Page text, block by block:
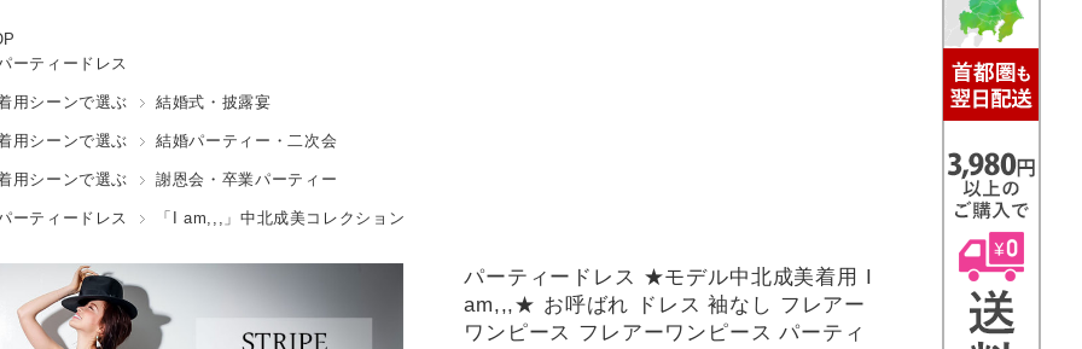
ーティードレス
用シーンで選ぶ 結婚式・披露宴
用シーンで選ぶ 結婚パーティー・二次会
用シーンで選ぶ 謝恩会・卒業パーティー
ーティードレス 「I am,,,」中北成美コレクション
パーティードレス ★モデル中北成美着用 I
am,,,★ お呼ばれ ドレス 袖なし フレアー
ワンピース フレアーワンピース パーティ